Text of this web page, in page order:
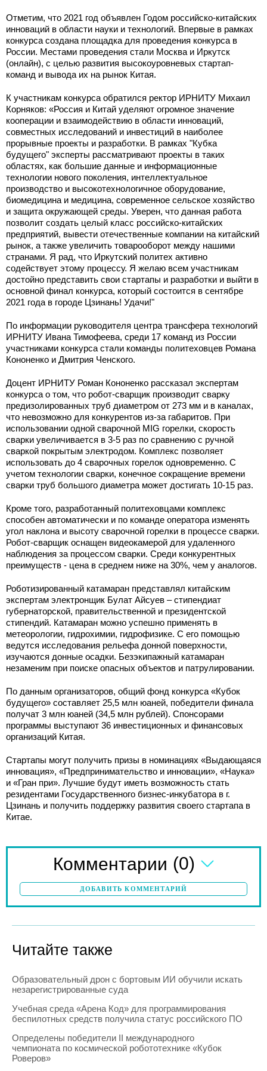
Отметим, что 2021 год объявлен Годом российско-китайских
инноваций в области науки и технологий. Впервые в рамках
конкурса создана площадка для проведения конкурса в
России. Местами проведения стали Москва и Иркутск
(онлайн), с целью развития высокоуровневых стартап-
команд и вывода их на рынок Китая.
К участникам конкурса обратился ректор ИРНИТУ Михаил
Корняков: «Россия и Китай уделяют огромное значение
кооперации и взаимодействию в области инноваций,
совместных исследований и инвестиций в наиболее
прорывные проекты и разработки. В рамках "Кубка
будущего" эксперты рассматривают проекты в таких
областях, как большие данные и информационные
технологии нового поколения, интеллектуальное
производство и высокотехнологичное оборудование,
биомедицина и медицина, современное сельское хозяйство
и защита окружающей среды. Уверен, что данная работа
позволит создать целый класс российско-китайских
предприятий, вывести отечественные компании на китайский
рынок, а также увеличить товарооборот между нашими
странами. Я рад, что Иркутский политех активно
содействует этому процессу. Я желаю всем участникам
достойно представить свои стартапы и разработки и выйти в
основной финал конкурса, который состоится в сентябре
2021 года в городе Цзинань! Удачи!"
По информации руководителя центра трансфера технологий
ИРНИТУ Ивана Тимофеева, среди 17 команд из России
участниками конкурса стали команды политеховцев Романа
Кононенко и Дмитрия Ченского.
Доцент ИРНИТУ Роман Кононенко рассказал экспертам
конкурса о том, что робот-сварщик производит сварку
предизолированных труб диаметром от 273 мм и в каналах,
что невозможно для конкурентов из-за габаритов. При
использовании одной сварочной MIG горелки, скорость
сварки увеличивается в 3-5 раз по сравнению с ручной
сваркой покрытым электродом. Комплекс позволяет
использовать до 4 сварочных горелок одновременно. С
учетом технологии сварки, конечное сокращение времени
сварки труб большого диаметра может достигать 10-15 раз.
Кроме того, разработанный политеховцами комплекс
способен автоматически и по команде оператора изменять
угол наклона и высоту сварочной горелки в процессе сварки.
Робот-сварщик оснащен видеокамерой для удаленного
наблюдения за процессом сварки. Среди конкурентных
преимуществ - цена в среднем ниже на 30%, чем у аналогов.
Роботизированный катамаран представлял китайским
экспертам электронщик Булат Айсуев – стипендиат
губернаторской, правительственной и президентской
стипендий. Катамаран можно успешно применять в
метеорологии, гидрохимии, гидрофизике. С его помощью
ведутся исследования рельефа донной поверхности,
изучаются донные осадки. Безэкипажный катамаран
незаменим при поиске опасных объектов и патрулировании.
По данным организаторов, общий фонд конкурса «Кубок
будущего» составляет 25,5 млн юаней, победители финала
получат 3 млн юаней (34,5 млн рублей). Спонсорами
программы выступают 36 инвестиционных и финансовых
организаций Китая.
Стартапы могут получить призы в номинациях «Выдающаяся
инновация», «Предпринимательство и инновации», «Наука»
и «Гран при». Лучшие будут иметь возможность стать
резидентами Государственного бизнес-инкубатора в г.
Цзинань и получить поддержку развития своего стартапа в
Китае.
Комментарии (0)
ДОБАВИТЬ КОММЕНТАРИЙ
Читайте также
Образовательный дрон с бортовым ИИ обучили искать
незарегистрированные суда
Учебная среда «Арена Код» для программирования
беспилотных средств получила статус российского ПО
Определены победители II международного
чемпионата по космической робототехнике «Кубок
Роверов»